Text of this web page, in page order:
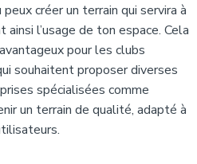
créer un terrain qui servira à
l’usage de ton espace. Cela
pour les clubs
souhaitent proposer diverses
spécialisées comme
un terrain de qualité, adapté à